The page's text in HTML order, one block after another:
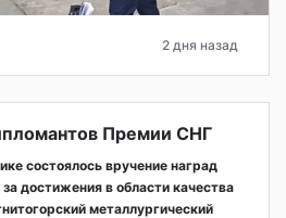
2 дня назад
Премии СНГ
состоялось вручение наград
достижения в области качества
металлургический